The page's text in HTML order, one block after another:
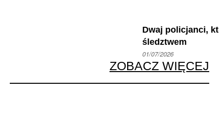
Dwaj policjanci,
śledztwem
01/07/2026
ZOBACZ WIĘCEJ